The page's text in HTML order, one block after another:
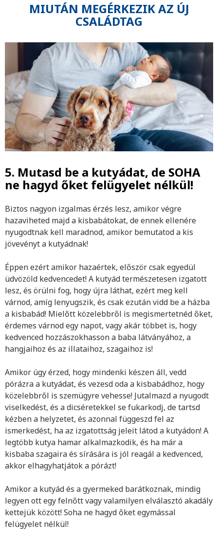
MIUTÁN MEGÉRKEZIK AZ ÚJ
CSALÁDTAG
5. Mutasd be a kutyádat, de SOHA
ne hagyd őket felügyelet nélkül!
Biztos nagyon izgalmas érzés lesz, amikor végre
hazaviheted majd a kisbabátokat, de ennek ellenére
nyugodtnak kell maradnod, amikor bemutatod a kis
jövevényt a kutyádnak!
Éppen ezért amikor hazaértek, először csak egyedül
üdvözöld kedvencedet! A kutyád természetesen izgatott
lesz, és örülni fog, hogy újra láthat, ezért meg kell
várnod, amíg lenyugszik, és csak ezután vidd be a házba
a kisbabád! Mielőtt közelebbről is megismertetnéd őket,
érdemes várnod egy napot, vagy akár többet is, hogy
kedvenced hozzászokhasson a baba látványához, a
hangjaihoz és az illataihoz, szagaihoz is!
Amikor úgy érzed, hogy mindenki készen áll, vedd
pórázra a kutyádat, és vezesd oda a kisbabádhoz, hogy
közelebbről is szemügyre vehesse! Jutalmazd a nyugodt
viselkedést, és a dicséretekkel se fukarkodj, de tartsd
kézben a helyzetet, és azonnal függeszd fel az
ismerkedést, ha az izgatottság jeleit látod a kutyádon! A
legtöbb kutya hamar alkalmazkodik, és ha már a
kisbaba szagaira és sírására is jól reagál a kedvenced,
akkor elhagyhatjátok a pórázt!
Amikor a kutyád és a gyermeked barátkoznak, mindig
legyen ott egy felnőtt vagy valamilyen elválasztó akadály
kettejük között! Soha ne hagyd őket egymással
felügyelet nélkül!